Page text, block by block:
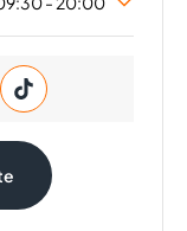
- 20:00
- 20:00
- 20:00
- 20:00